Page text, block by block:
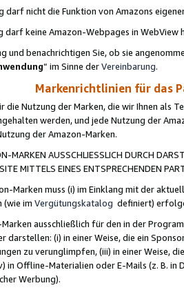
darf nicht die Funktion von Amazons
darf keine Amazon-Webpages in WebView
und benachrichtigen Sie, ob sie
“ im Sinne derVereinbarung.
Markenrichtlinien für das
die Nutzung der Marken, die wir Ihnen als
werden, und jede Nutzung der
der Amazon-Marken.
MARKEN AUSSCHLIESSLICH DURCH
MITTELS EINES ENTSPRECHENDEN
Marken muss (i) im Einklang mit der
(wie im Vergütungskatalog definiert)
ausschließlich für den in der
darstellen: (i) in einer Weise, die ein
zu verunglimpfen, (iii) in einer Weise,
in Offline-Materialien oder E-Mails (z. B. in
Werbung).